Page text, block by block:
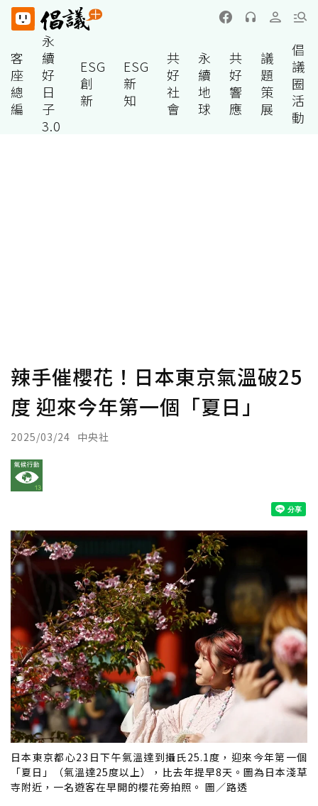
客
座
總
編
永
續
好
日
子
3.0
ESG
創
新
ESG
新
知
共
好
社
會
永
續
地
球
共
好
響
應
議
題
策
展
倡
議
圈
活
動
辣手催櫻花！日本東京氣溫破25
度 迎來今年第一個「夏日」
2025/03/24 中央社
日本東京都心23日下午氣溫達到攝氏25.1度，迎來今年第一個
「夏日」（氣溫達25度以上），比去年提早8天。圖為日本淺草
寺附近，一名遊客在早開的櫻花旁拍照。 圖／路透